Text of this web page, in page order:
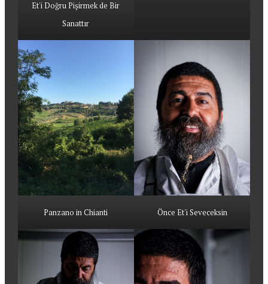
Et'i Doğru Pişirmek de Bir
Sanattır
Panzano in Chianti Önce Et'i Seveceksin